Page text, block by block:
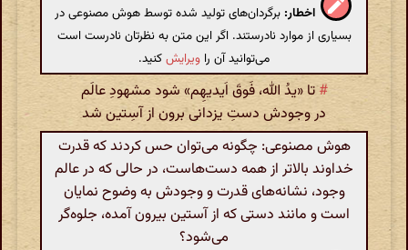
اخطار: برگردان‌های تولید شده توسط هوش مصنوعی در
بسیاری از موارد نادرستند. اگر این متن به نظرتان نادرست است
می‌توانید آن را ویرایشکنید.
#تا «یدُ الله، فَوقَ اَیدیهِم» شود مشهودِ عالَم
در وجودش دستِ یزدانی برون از آسِتین شد
هوش مصنوعی: چگونه می‌توان حس کردند که قدرت
خداوند بالاتر از همه دست‌هاست، در حالی که در عالم
وجود، نشانه‌های قدرت و وجودش به وضوح نمایان
است و مانند دستی که از آستین بیرون آمده، جلوه‌گر
می‌شود؟